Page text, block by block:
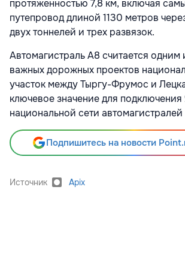
протяженностью 7,8 км, включая
путепровод длиной 1130 метров
двух тоннелей и трех развязок.
Автомагистраль A8 считается одним
важных дорожных проектов
участок между Тыргу-Фрумос и
ключевое значение для подключения
национальной сети
Подпишитесь на новости
Источник Apix